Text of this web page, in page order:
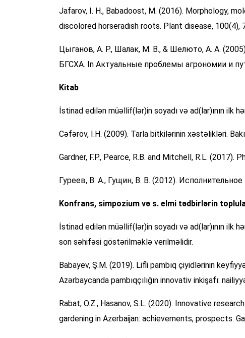
Jafarov, I. H., Babadoost, M. (2016). Morphology,
discolored horseradish roots. Plant disease, 100(4),
Цыганов, А. Р., Шалак, М. В., & Шелюто, А. А.
БГСХА. In Актуальные проблемы агрономии и
Kitab
İstinad edilən müəllif(lər)in soyadı və ad(lar)ının ilk
Cəfərov, İ.H. (2009). Tarla bitkilərinin xəstəlikləri.
Gardner, F.P., Pearce, R.B. and Mitchell, R.L.
Гуреев, В. А., Гущин, В. В. (2012).
Konfrans, simpozium və s. elmi tədbirlərin
İstinad edilən müəllif(lər)in soyadı və ad(lar)ının ilk
son səhifəsi göstərilməklə verilməlidir.
Babayev, Ş.M. (2019). Lifli pambıq çiyidlərinin
Azərbaycanda pambıqçılığın innovativ inkişafı:
Rabat, O.Z., Hasanov, S.L. (2020). Innovative
gardening in Azerbaijan: achievements, prospects.